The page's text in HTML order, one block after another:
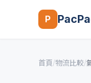
P
首頁/物流比較/